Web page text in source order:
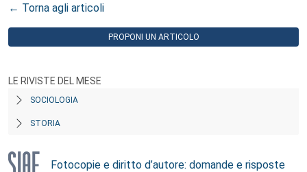
← Torna agli articoli
PROPONI UN ARTICOLO
LE RIVISTE DEL MESE
SOCIOLOGIA
STORIA
Fotocopie e diritto d’autore: domande e risposte